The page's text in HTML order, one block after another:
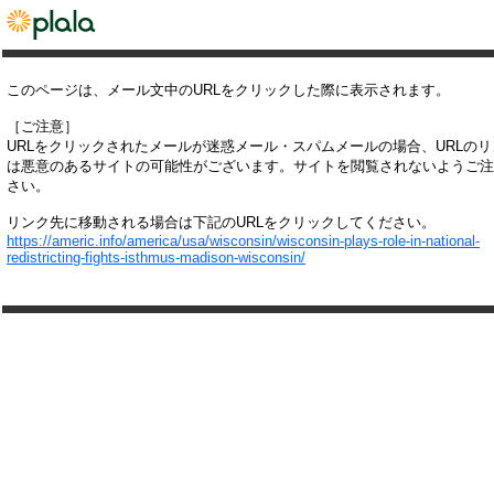
このページは、メール文中のURLをクリックした際に表示されます。
［ご注意］
URLをクリックされたメールが迷惑メール・スパムメールの場合、URLの
は悪意のあるサイトの可能性がございます。サイトを閲覧されないようご
さい。
リンク先に移動される場合は下記のURLをクリックしてください。
https://americ.info/america/usa/wisconsin/wisconsin-plays-role-in-national-
redistricting-fights-isthmus-madison-wisconsin/